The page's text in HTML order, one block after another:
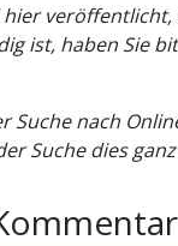
veröffentlicht,
ist, haben Sie
Suche nach
Suche dies